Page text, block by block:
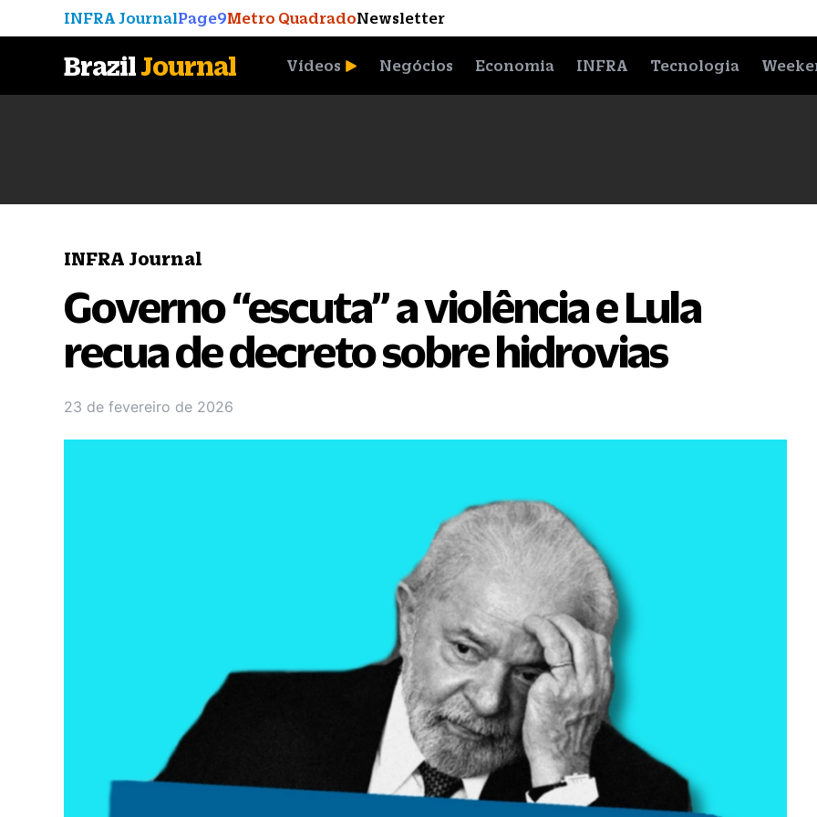
INFRA JournalPage9Metro QuadradoNewsletter
BrazilJournal Vídeos Negócios Economia INFRA Tecnologia
INFRA Journal
Governo “escuta” a violência e Lula
recua de decreto sobre hidrovias
23 de fevereiro de 2026